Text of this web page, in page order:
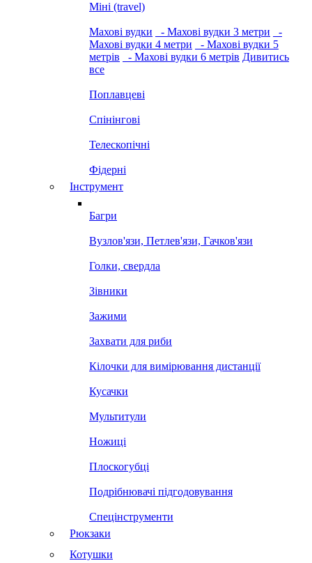
Міні (travel)
Махові вудки - Махові вудки 3 метри
-
Махові вудки 4 метри
- Махові вудки 5
метрів
- Махові вудки 6 метрів Дивитись
все
Поплавцеві
Спінінгові
Телескопічні
Фідерні
Інструмент
Багри
Вузлов'язи, Петлев'язи, Гачков'язи
Голки, свердла
Зівники
Зажими
Захвати для риби
Кілочки для вимірювання дистанції
Кусачки
Мультитули
Ножиці
Плоскогубці
Подрібнювачі підгодовування
Спецінструменти
Рюкзаки
Котушки